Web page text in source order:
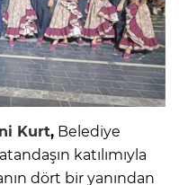
Kurt, Belediye
katılımıyla
dört bir yanından